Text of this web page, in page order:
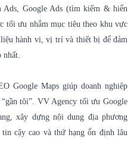
Ads, Google Ads (tìm kiếm & hiển
tối ưu nhắm mục tiêu theo khu vực
hành vi, vị trí và thiết bị để đảm
Google Maps giúp doanh nghiệp
tôi”. VV Agency tối ưu Google
xây dựng nội dung địa phương
cậy cao và thứ hạng ổn định lâu